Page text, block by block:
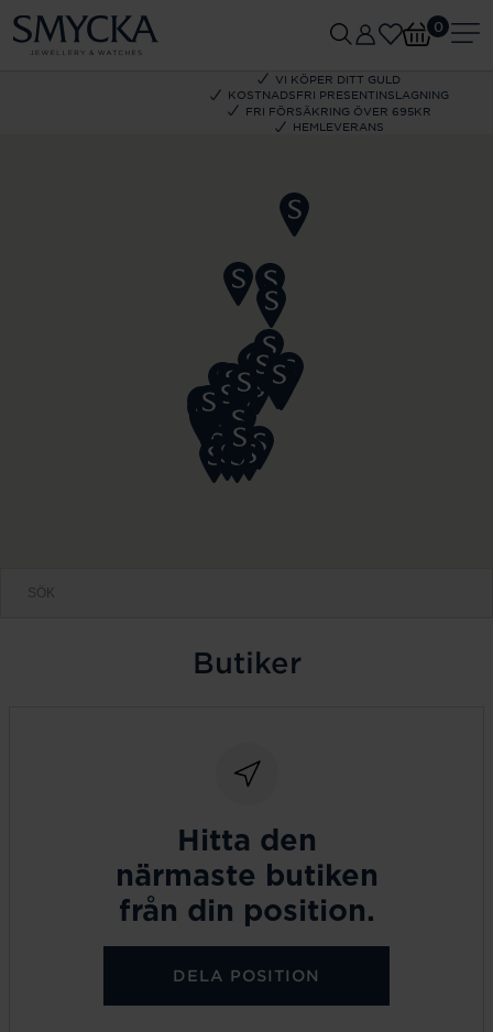
VI KÖPER DITT GULD
KOSTNADSFRI PRESENTINSLAGNING
FRI FÖRSÄKRING ÖVER 695KR
HEMLEVERANS
0
Butiker
Hitta den
närmaste butiken
från din position.
DELA POSITION